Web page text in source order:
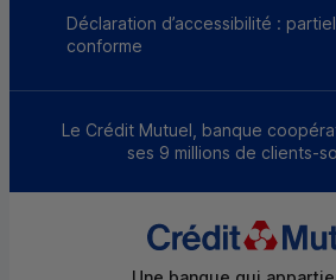
Déclaration d’accessibilité :
conforme
Le Crédit Mutuel, banque
ses 9 millions de clients-